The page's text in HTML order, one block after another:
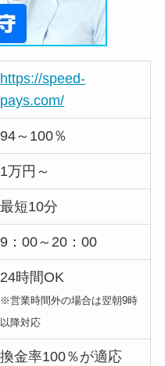
https://speed-
pays.com/
94～100％
1万円～
最短10分
9：00～20：00
24時間OK
※営業時間外の場合は翌朝9時
以降対応
換金率100％が適応